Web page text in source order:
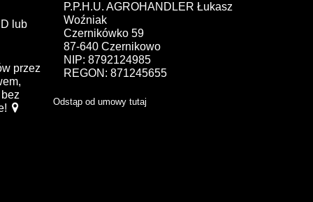
lub
przez
bez
P.P.H.U. AGROHANDLER Łukasz
Woźniak
Czernikówko 59
87-640 Czernikowo
NIP: 8792124985
REGON: 871245655
Odstąp od umowy tutaj